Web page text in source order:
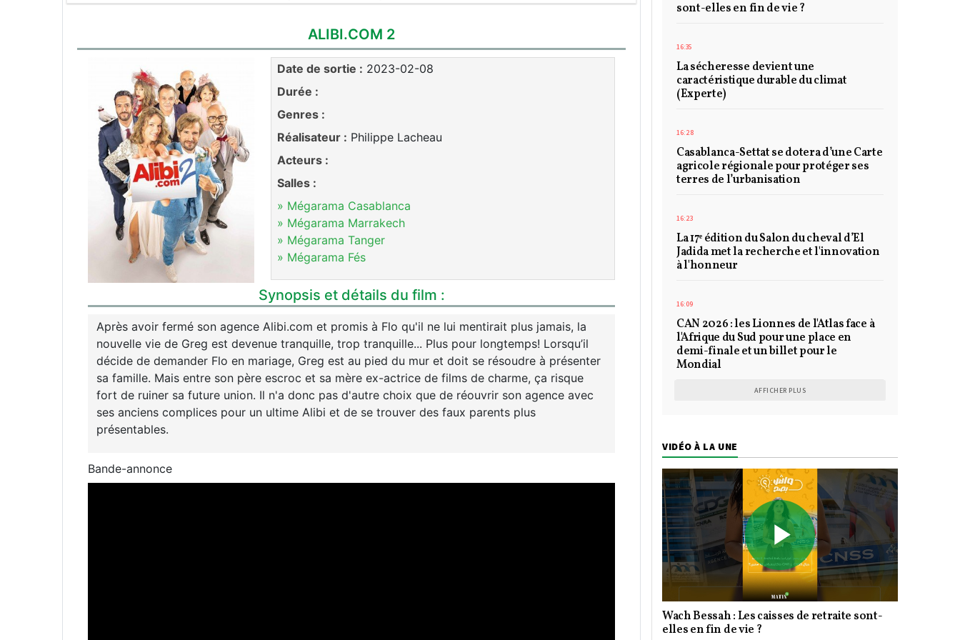
ALIBI.COM 2
Date de sortie : 2023-02-08
Durée :
Genres :
Réalisateur : Philippe Lacheau
Acteurs :
Salles :
» Mégarama Casablanca
» Mégarama Marrakech
» Mégarama Tanger
» Mégarama Fés
Synopsis et détails du film :
Après avoir fermé son agence Alibi.com et promis à Flo qu'il ne lui mentirait plus jamais, la
nouvelle vie de Greg est devenue tranquille, trop tranquille... Plus pour longtemps! Lorsqu’il
décide de demander Flo en mariage, Greg est au pied du mur et doit se résoudre à présenter
sa famille. Mais entre son père escroc et sa mère ex-actrice de films de charme, ça risque
fort de ruiner sa future union. Il n'a donc pas d'autre choix que de réouvrir son agence avec
ses anciens complices pour un ultime Alibi et de se trouver des faux parents plus
présentables.
Bande-annonce
sont-elles en fin de vie ?
16:35
La sécheresse devient une
caractéristique durable du climat
(Experte)
16:28
Casablanca-Settat se dotera d’une Carte
agricole régionale pour protéger ses
terres de l’urbanisation
16:23
La 17ᵉ édition du Salon du cheval d’El
Jadida met la recherche et l'innovation
à l'honneur
16:09
CAN 2026 : les Lionnes de l'Atlas face à
l'Afrique du Sud pour une place en
demi-finale et un billet pour le
Mondial
AFFICHER PLUS
VIDÉO À LA UNE
Play
Wach Bessah : Les caisses de retraite sont-
elles en fin de vie ?